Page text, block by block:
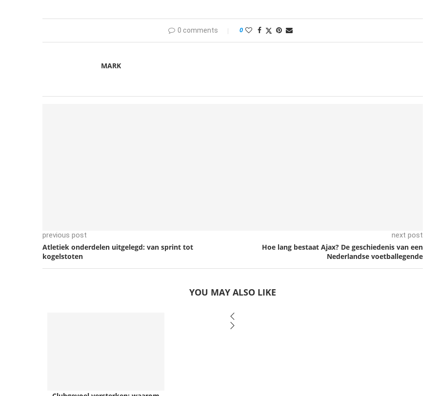
0 comments 0
MARK
previous post
Atletiek onderdelen uitgelegd: van sprint tot
kogelstoten
next post
Hoe lang bestaat Ajax? De geschiedenis van een
Nederlandse voetballegende
YOU MAY ALSO LIKE